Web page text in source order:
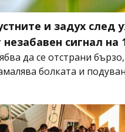
и задух след
незабавен сигнал на
да се отстрани
болката и